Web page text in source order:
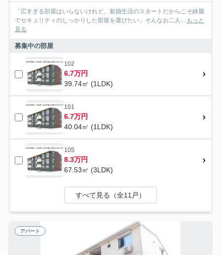
「広すぎる部屋はいらないけれど、新婚生活のスタートだからこそ綺麗
でセキュリティのしっかりした部屋を選びたい」そんなお二人... もっと
見る
募集中の部屋
102
6.7万円
39.74㎡ (1LDK)
101
6.7万円
40.04㎡ (1LDK)
105
8.3万円
67.53㎡ (3LDK)
すべて見る（全11戸）
アパート